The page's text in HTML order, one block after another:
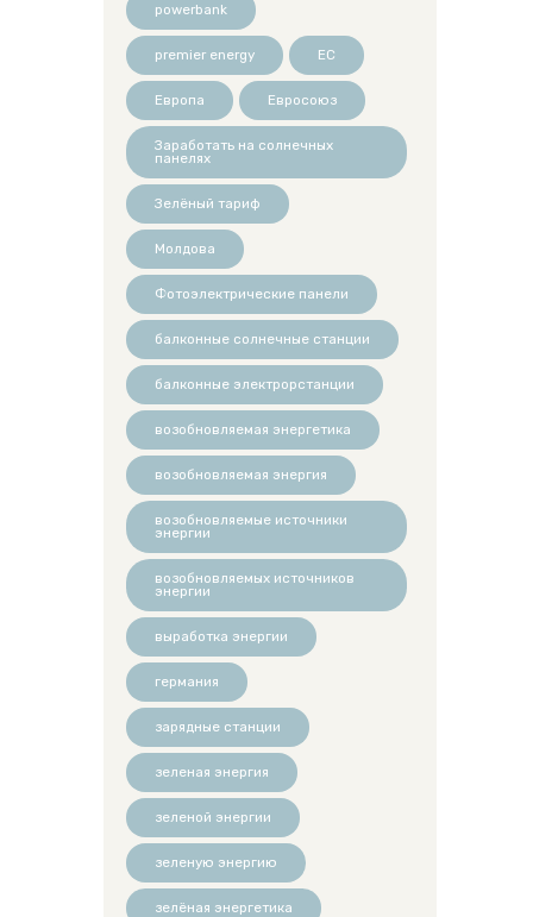
powerbank
premier energy ЕС
Европа Евросоюз
Заработать на солнечных
панелях
Зелёный тариф
Молдова
Фотоэлектрические панели
балконные солнечные станции
балконные электрорстанции
возобновляемая энергетика
возобновляемая энергия
возобновляемые источники
энергии
возобновляемых источников
энергии
выработка энергии
германия
зарядные станции
зеленая энергия
зеленой энергии
зеленую энергию
зелёная энергетика